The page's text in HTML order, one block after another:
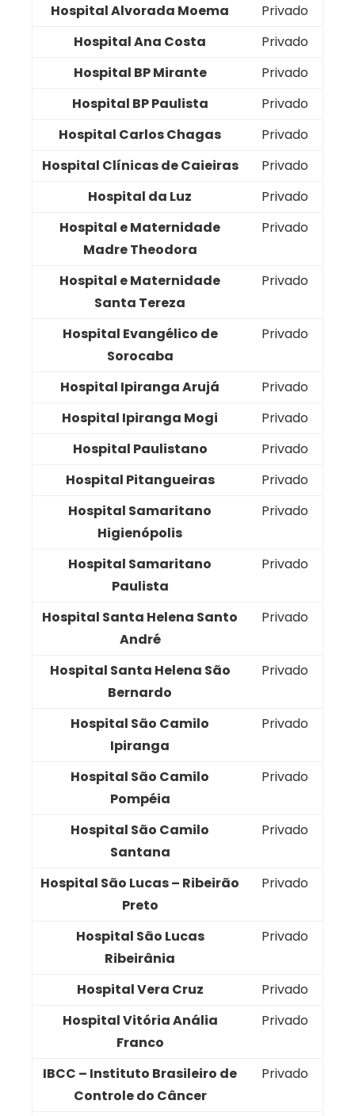
Hospital Alvorada Moema
Privado
Hospital Ana Costa
Privado
Hospital BP Mirante
Privado
Hospital BP Paulista
Privado
Hospital Carlos Chagas
Privado
Hospital Clínicas de Caieiras
Privado
Hospital da Luz
Privado
Hospital e Maternidade
Madre Theodora
Privado
Hospital e Maternidade
Santa Tereza
Privado
Hospital Evangélico de
Sorocaba
Privado
Hospital Ipiranga Arujá
Privado
Hospital Ipiranga Mogi
Privado
Hospital Paulistano
Privado
Hospital Pitangueiras
Privado
Hospital Samaritano
Higienópolis
Privado
Hospital Samaritano
Paulista
Privado
Hospital Santa Helena Santo
André
Privado
Hospital Santa Helena São
Bernardo
Privado
Hospital São Camilo
Ipiranga
Privado
Hospital São Camilo
Pompéia
Privado
Hospital São Camilo
Santana
Privado
Hospital São Lucas – Ribeirão
Preto
Privado
Hospital São Lucas
Ribeirânia
Privado
Hospital Vera Cruz
Privado
Hospital Vitória Anália
Franco
Privado
IBCC – Instituto Brasileiro de
Controle do Câncer
Privado